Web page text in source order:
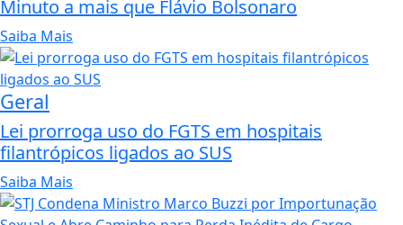
Minuto a mais que Flávio Bolsonaro
Saiba Mais
Geral
Lei prorroga uso do FGTS em hospitais
filantrópicos ligados ao SUS
Saiba Mais